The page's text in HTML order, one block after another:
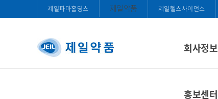
제일파마홀딩스 제일약품 제일헬스사이언스
회사정보
홍보센터